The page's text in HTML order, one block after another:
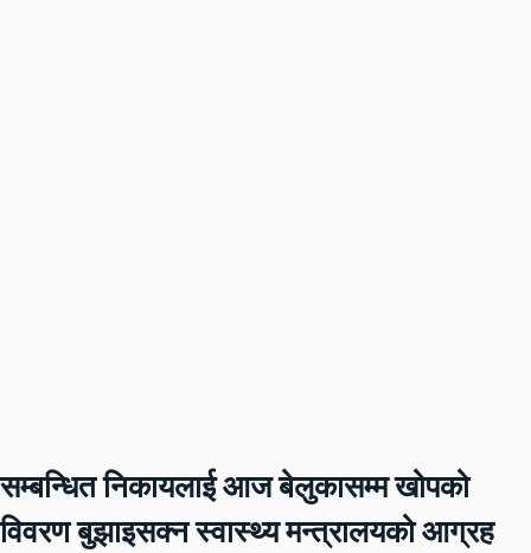
सम्बन्धित निकायलाई आज बेलुकासम्म खोपको
विवरण बुझाइसक्न स्वास्थ्य मन्त्रालयको आग्रह